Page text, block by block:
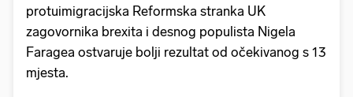
protuimigracijska Reformska stranka UK
zagovornika brexita i desnog populista Nigela
Faragea ostvaruje bolji rezultat od očekivanog s 13
mjesta.